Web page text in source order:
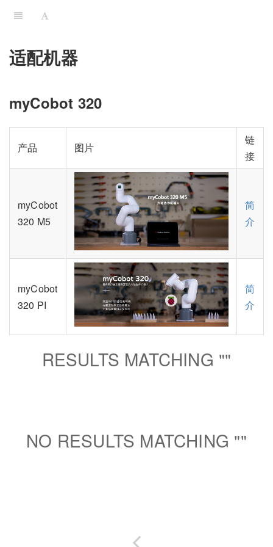
适配机器
myCobot 320
产品 图片
链
接
myCobot
320 M5
简
介
myCobot
320 PI
简
介
RESULTS MATCHING ""
NO RESULTS MATCHING ""